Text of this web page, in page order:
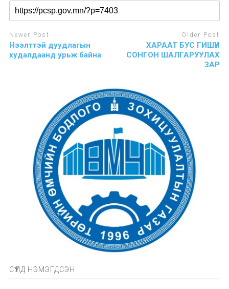
Newer Post
Нээлттэй дуудлагын
худалдаанд урьж байна
Older Post
ХАРААТ БУС ГИШҮҮН
СОНГОН ШАЛГАРУУЛАХ
ЗАР
СҮҮЛД НЭМЭГДСЭН